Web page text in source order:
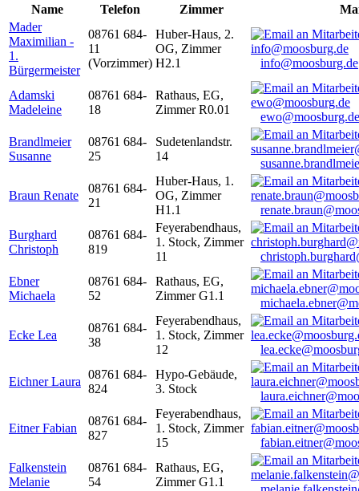
Name
Telefon Zimmer
Mader
Maximilian -
1.
Bürgermeister
08761 684-
11
(Vorzimmer)
Huber-Haus, 2.
OG, Zimmer
H2.1
info@moosburg.de
Adamski
Madeleine
08761 684-
18
Rathaus, EG,
Zimmer R0.01
ewo@moosburg.de
Brandlmeier
Susanne
08761 684-
25
Sudetenlandstr.
14
Braun Renate
08761 684-
21
Huber-Haus, 1.
OG, Zimmer
H1.1
Burghard
Christoph
08761 684-
819
Feyerabendhaus,
1. Stock, Zimmer
11
Ebner
Michaela
08761 684-
52
Rathaus, EG,
Zimmer G1.1
Ecke Lea
08761 684-
38
Feyerabendhaus,
1. Stock, Zimmer
12
Eichner Laura
08761 684-
824
Hypo-Gebäude,
3. Stock
Eitner Fabian
08761 684-
827
Feyerabendhaus,
1. Stock, Zimmer
15
Falkenstein
Melanie
08761 684-
54
Rathaus, EG,
Zimmer G1.1